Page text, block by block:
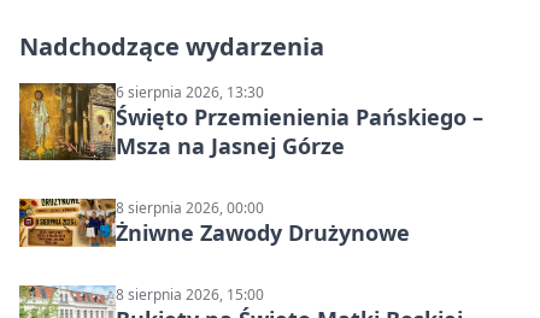
Nadchodzące wydarzenia
6 sierpnia 2026, 13:30
Święto Przemienienia Pańskiego –
Msza na Jasnej Górze
8 sierpnia 2026, 00:00
Żniwne Zawody Drużynowe
8 sierpnia 2026, 15:00